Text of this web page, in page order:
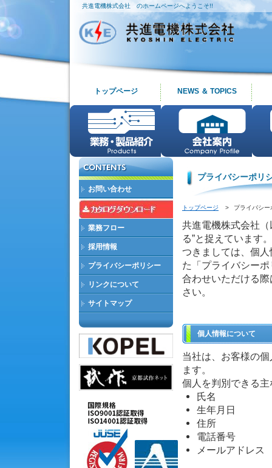
共進電機株式会社 のホームページへようこそ!!
トップページ NEWS ＆ TOPICS
お問い合わせ
業務フロー
採用情報
プライバシーポリシー
リンクについて
サイトマップ
プライバシーポリ
トップページ > プライバシー
共進電機株式会社
る”と捉えています。
つきましては、個
た「プライバシー
合わせいただける
さい。
個人情報について
当社は、お客様の
ます。
個人を判別できる
氏名
生年月日
住所
電話番号
メールアドレ